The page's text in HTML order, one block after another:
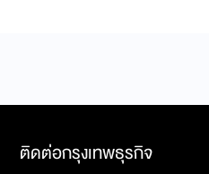
ติดต่อกรุงเทพธุรกิจ